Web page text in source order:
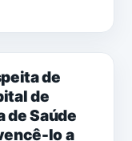
de
de
de Saúde
lo a